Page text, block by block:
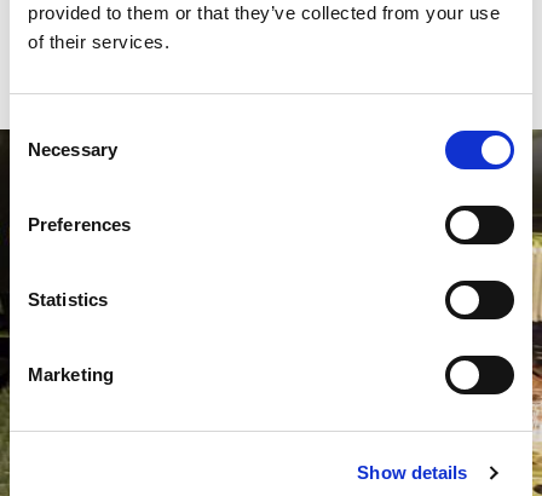
provided to them or that they’ve collected from your use
of their services.
Consent
Selection
Necessary
Preferences
Statistics
Marketing
Show details
NACH TECHNOLOGIEN